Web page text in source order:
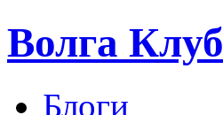
Волга Клуб
Блоги